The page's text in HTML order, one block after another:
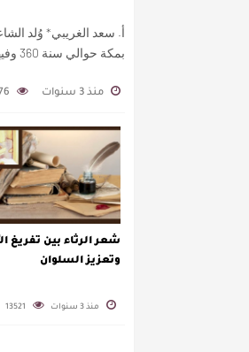
أ. سعد الغريبي* وُلد
منذ 3 سنوات
شعر الرثاء بين تفريغ
وتعزيز السلوان
منذ 3 سنوات 13521